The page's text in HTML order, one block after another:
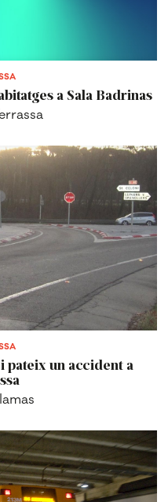
a Sala Badrinas
pateix un accident a